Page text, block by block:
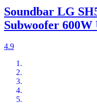
Soundbar LG
Subwoofer 600W
4.9